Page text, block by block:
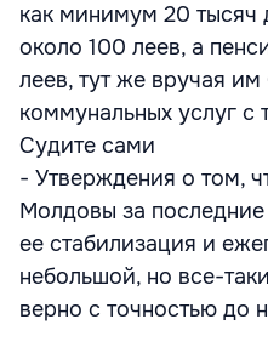
как минимум 20 тысяч
около 100 леев, а
леев, тут же вручая им
коммунальных услуг
Судите сами
- Утверждения о том,
Молдовы за
ее стабилизация и
небольшой, но все-
верно с точностью до